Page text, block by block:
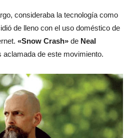
consideraba la tecnología como
de lleno con el uso doméstico de
«Snow Crash» de Neal
aclamada de este movimiento.